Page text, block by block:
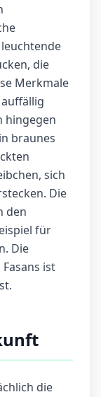
die
Merkmale
hingegen
braunes
sich
Die
den
für
Die
ist
die